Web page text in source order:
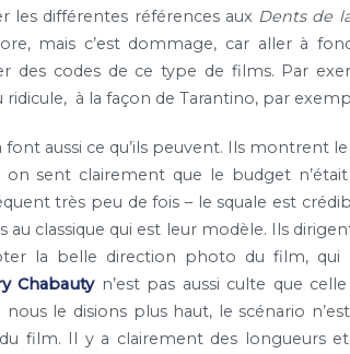
les différentes références aux Dents de
mais c’est dommage, car aller à
des codes de ce type de films. Par
ridicule, à la façon de Tarantino, par
aussi ce qu’ils peuvent. Ils montrent
sent clairement que le budget
très peu de fois – le squale est
au classique qui est leur modèle. Ils
la belle direction photo du film, qui
Chabautyn’est pas aussi culte que
le disions plus haut, le scénario
film. Il y a clairement des longueurs et